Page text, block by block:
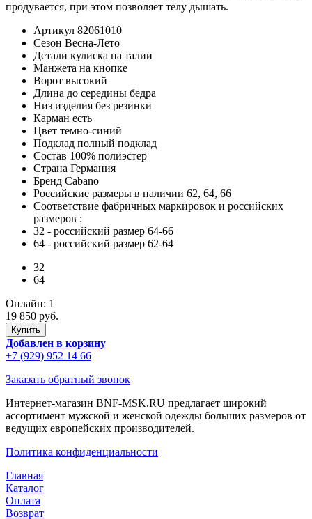
продувается, при этом позволяет телу дышать.
Артикул 82061010
Сезон Весна-Лето
Детали кулиска на талии
Манжета на кнопке
Ворот высокий
Длина до середины бедра
Низ изделия без резинки
Карман есть
Цвет темно-синий
Подклад полный подклад
Состав 100% полиэстер
Страна Германия
Бренд Cabano
Российские размеры в наличии 62, 64, 66
Соответствие фабричных маркировок и российских
размеров :
32 - российский размер 64-66
64 - российский размер 62-64
32
64
Онлайн: 1
19 850 руб.
Добавлен в корзину
+7 (929) 952 14 66
Заказать обратный звонок
Интернет-магазин BNF-MSK.RU предлагает широкий
ассортимент мужской и женской одежды больших размеров от
ведущих европейских производителей.
Политика конфиденциальности
Главная
Каталог
Оплата
Возврат